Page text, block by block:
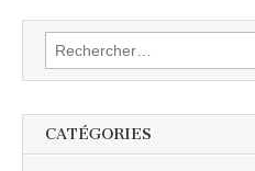
Rechercher :
CATÉGORIES